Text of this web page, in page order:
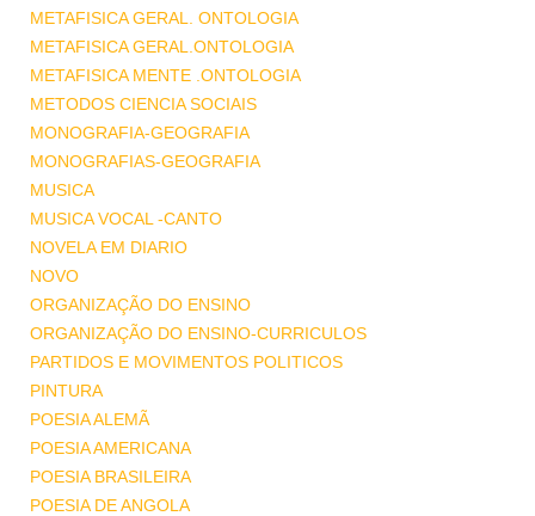
METAFISICA GERAL. ONTOLOGIA
METAFISICA GERAL.ONTOLOGIA
METAFISICA MENTE .ONTOLOGIA
METODOS CIENCIA SOCIAIS
MONOGRAFIA-GEOGRAFIA
MONOGRAFIAS-GEOGRAFIA
MUSICA
MUSICA VOCAL -CANTO
NOVELA EM DIARIO
NOVO
ORGANIZAÇÃO DO ENSINO
ORGANIZAÇÃO DO ENSINO-CURRICULOS
PARTIDOS E MOVIMENTOS POLITICOS
PINTURA
POESIA ALEMÃ
POESIA AMERICANA
POESIA BRASILEIRA
POESIA DE ANGOLA